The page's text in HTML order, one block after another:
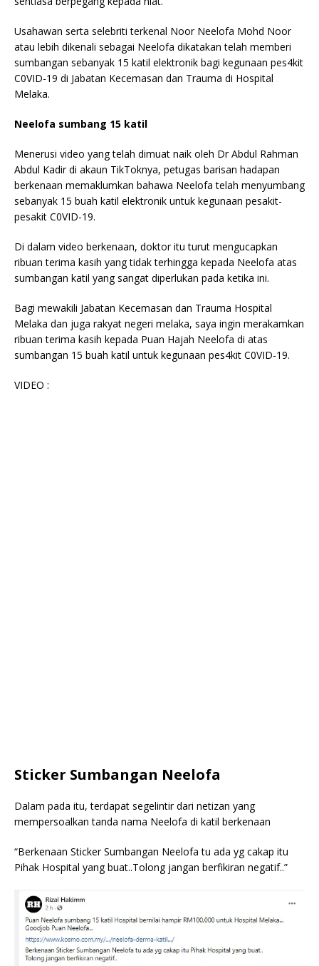
Usahawan serta selebriti terkenal Noor Neelofa Mohd Noor
atau lebih dikenali sebagai Neelofa dikatakan telah memberi
sumbangan sebanyak 15 katil elektronik bagi kegunaan pes4kit
C0VID-19 di Jabatan Kecemasan dan Trauma di Hospital
Melaka.
Neelofa sumbang 15 katil
Menerusi video yang telah dimuat naik oleh Dr Abdul Rahman
Abdul Kadir di akaun TikToknya, petugas barisan hadapan
berkenaan memaklumkan bahawa Neelofa telah menyumbang
sebanyak 15 buah katil elektronik untuk kegunaan pesakit-
pesakit C0VID-19.
Di dalam video berkenaan, doktor itu turut mengucapkan
ribuan terima kasih yang tidak terhingga kepada Neelofa atas
sumbangan katil yang sangat diperlukan pada ketika ini.
Bagi mewakili Jabatan Kecemasan dan Trauma Hospital
Melaka dan juga rakyat negeri melaka, saya ingin merakamkan
ribuan terima kasih kepada Puan Hajah Neelofa di atas
sumbangan 15 buah katil untuk kegunaan pes4kit C0VID-19.
VIDEO :
Sticker Sumbangan Neelofa
Dalam pada itu, terdapat segelintir dari netizan yang
mempersoalkan tanda nama Neelofa di katil berkenaan
“Berkenaan Sticker Sumbangan Neelofa tu ada yg cakap itu
Pihak Hospital yang buat..Tolong jangan berfikiran negatif..”